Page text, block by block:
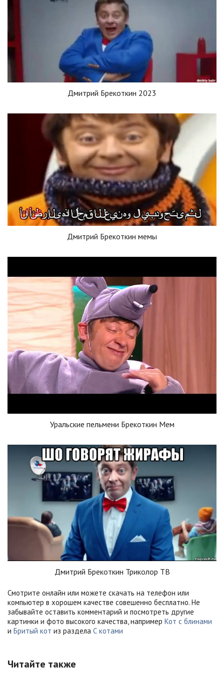
Дмитрий Брекоткин 2023
Дмитрий Брекоткин мемы
Уральские пельмени Брекоткин Мем
Дмитрий Брекоткин Триколор ТВ
Смотрите онлайн или можете скачать на телефон или
компьютер в хорошем качестве совешенно бесплатно. Не
забывайте оставить комментарий и посмотреть другие
картинки и фото высокого качества, например Кот с блинами
и Бритый кот из раздела С котами
Читайте также